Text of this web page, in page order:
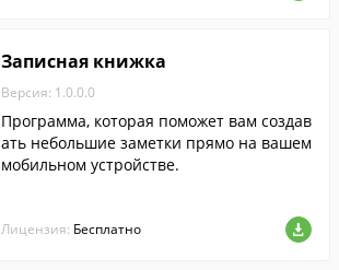
Записная книжка
Версия: 1.0.0.0
Программа, которая поможет вам создав
ать небольшие заметки прямо на вашем
мобильном устройстве.
Лицензия: Бесплатно